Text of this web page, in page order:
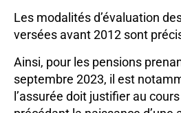
Les modalités d’évaluation
versées avant 2012 sont
Ainsi, pour les pensions
septembre 2023, il est
l’assurée doit justifier au